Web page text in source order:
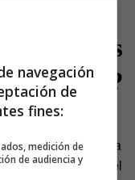
vamos
mejor?
en la muerte
mejorar nuestra
mortalidad tiene el
navegación
de
fines:
medición de
de audiencia y